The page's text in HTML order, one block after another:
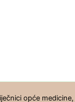
opće medicine,